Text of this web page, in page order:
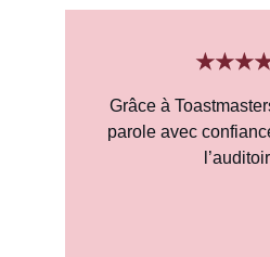
Grâce à
parole avec